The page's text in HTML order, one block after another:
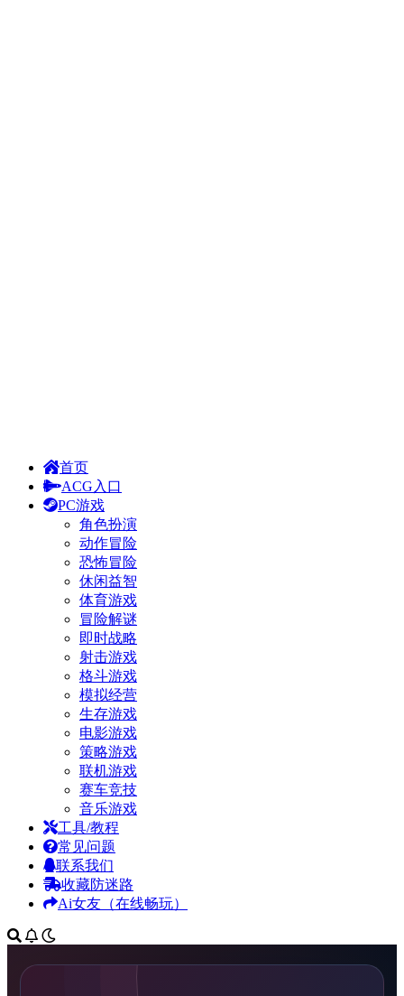
首页
ACG入口
PC游戏
角色扮演
动作冒险
恐怖冒险
休闲益智
体育游戏
冒险解谜
即时战略
射击游戏
格斗游戏
模拟经营
生存游戏
电影游戏
策略游戏
联机游戏
赛车竞技
音乐游戏
工具/教程
常见问题
联系我们
收藏防迷路
Ai女友（在线畅玩）